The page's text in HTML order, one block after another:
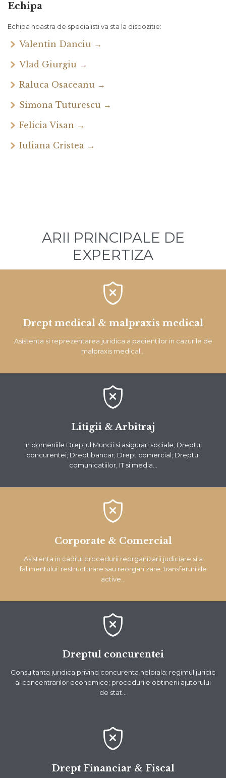
Echipa
Echipa noastra de specialisti va sta la dispozitie:
Valentin Danciu →
Vlad Giurgiu →
Raluca Osaceanu →
Simona Tuturescu →
Felicia Visan →
Iuliana Cristea →
ARII PRINCIPALE DE
EXPERTIZA

Drept medical & malpraxis medical
Asistenta si reprezentarea juridica a pacientilor in cazurile de
malpraxis medical…

Litigii & Arbitraj
In domeniile Dreptul Muncii si asigurari sociale; Dreptul
concurentei; Drept bancar; Drept comercial; Dreptul
comunicatiilor, IT si media…

Corporate & Comercial
Asistenta in cadrul procedurii reorganizarii judiciare si a
falimentului: restructurare sau reorganizare; transferuri de
active…

Dreptul concurentei
Consultanta juridica privind concurenta neloiala; regimul juridic
al concentrarilor economice; procedurile obtinerii ajutorului
de stat…

Drept Financiar & Fiscal